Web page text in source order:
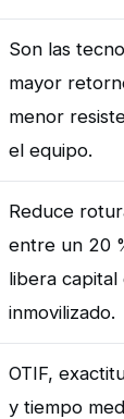
Son las
mayor
menor
el equipo.
Reduce
entre un 20
libera
inmovilizado.
OTIF,
y tiempo